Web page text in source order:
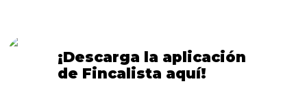
¡Descarga la aplicación
de Fincalista aquí!